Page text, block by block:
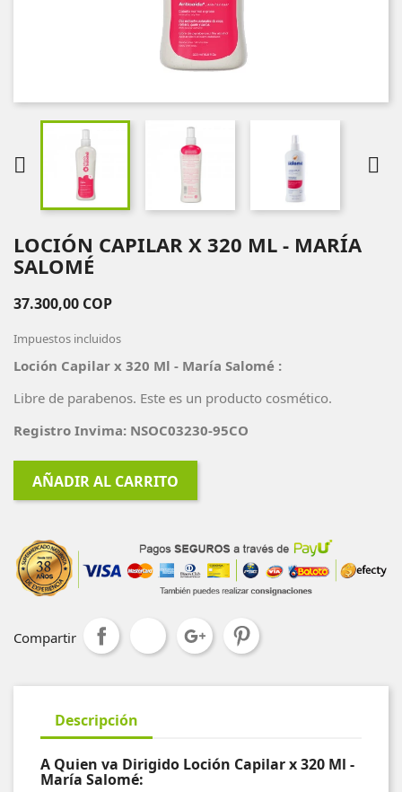
 
LOCIÓN CAPILAR X 320 ML - MARÍA
SALOMÉ
37.300,00 COP
Impuestos incluidos
Loción Capilar x 320 Ml - María Salomé :
Libre de parabenos. Este es un producto cosmético.
Registro Invima: NSOC03230-95CO
AÑADIR AL CARRITO
Compartir
Descripción
A Quien va Dirigido Loción Capilar x 320 Ml -
María Salomé: